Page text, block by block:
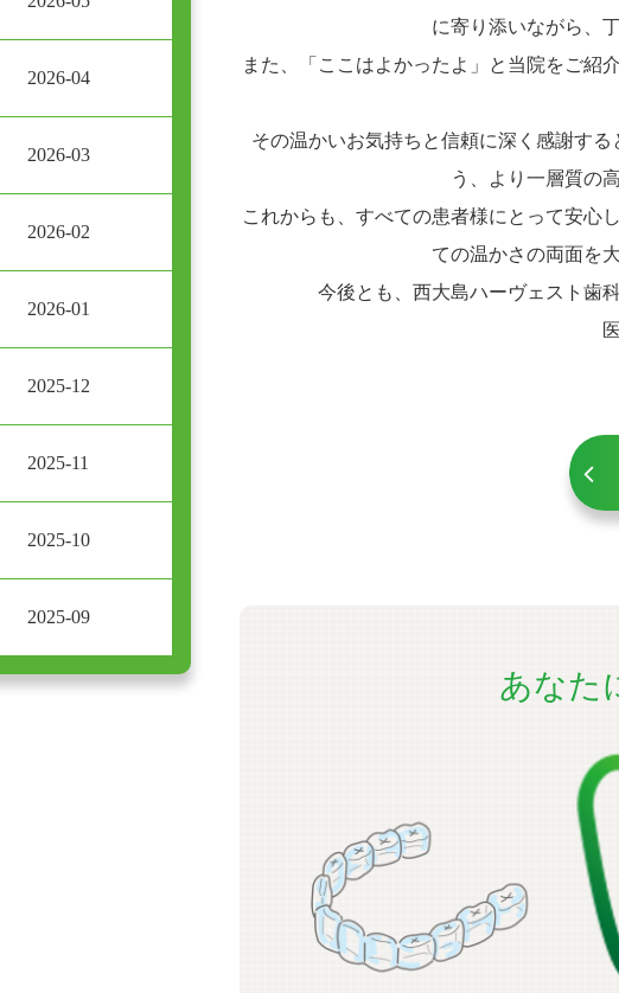
に寄り添いながら、
また、「ここはよかったよ」と当院をご紹
その温かいお気持ちと信頼に深く感謝す
う、より一層質の
これからも、すべての患者様にとって安心
ての温かさの両面を
今後とも、西大島ハーヴェスト歯
あなた
2026-04
2026-03
2026-02
2026-01
2025-12
2025-11
2025-10
2025-09